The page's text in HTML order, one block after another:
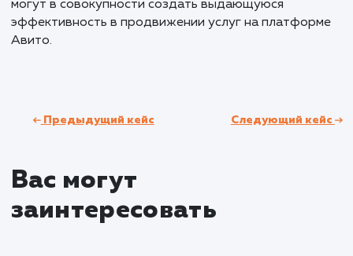
разместили 12 активных объявлений, что
потребовало вложений в размере 5 159,9 ₽. Эти
инвестиции оправдали себя: общее количество
Ключевой показатель, который стоит выделить,
при средней стоимости контакта в 74,8 ₽. К
количество добавлений в "Избранное"
на 100% до 54, а полученные контакты